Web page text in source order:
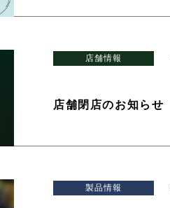
店舗情報
店舗閉店のお知らせ
製品情報